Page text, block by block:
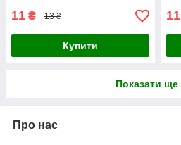
11 ₴ 13 ₴
Купити
11
Показати ще
Про нас